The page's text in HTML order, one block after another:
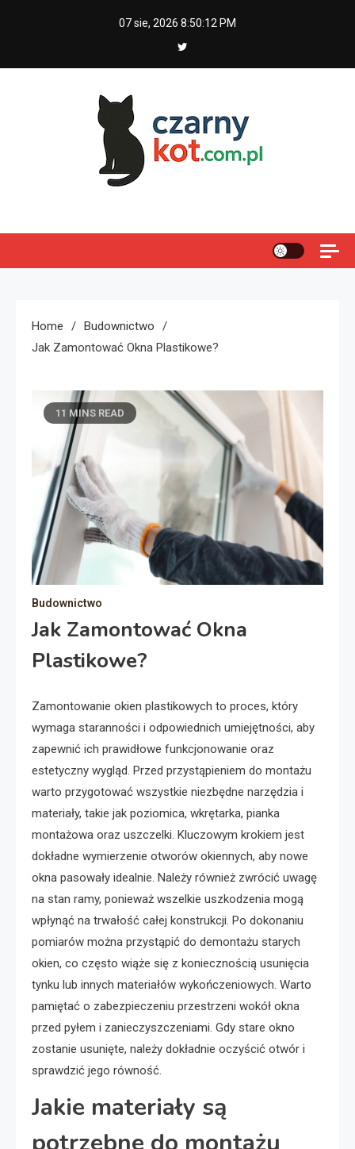
07 sie, 2026 8:50:12 PM
Home
Budownictwo
Jak Zamontować Okna Plastikowe?
11 MINS READ
Budownictwo
Jak Zamontować Okna
Plastikowe?
Zamontowanie okien plastikowych to proces, który
wymaga staranności i odpowiednich umiejętności, aby
zapewnić ich prawidłowe funkcjonowanie oraz
estetyczny wygląd. Przed przystąpieniem do montażu
warto przygotować wszystkie niezbędne narzędzia i
materiały, takie jak poziomica, wkrętarka, pianka
montażowa oraz uszczelki. Kluczowym krokiem jest
dokładne wymierzenie otworów okiennych, aby nowe
okna pasowały idealnie. Należy również zwrócić uwagę
na stan ramy, ponieważ wszelkie uszkodzenia mogą
wpłynąć na trwałość całej konstrukcji. Po dokonaniu
pomiarów można przystąpić do demontażu starych
okien, co często wiąże się z koniecznością usunięcia
tynku lub innych materiałów wykończeniowych. Warto
pamiętać o zabezpieczeniu przestrzeni wokół okna
przed pyłem i zanieczyszczeniami. Gdy stare okno
zostanie usunięte, należy dokładnie oczyścić otwór i
sprawdzić jego równość.
Jakie materiały są